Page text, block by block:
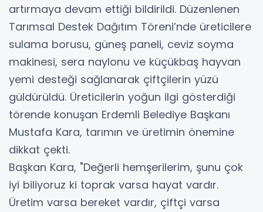
artırmaya devam ettiği bildirildi. Düzenlenen
Tarımsal Destek Dağıtım Töreni’nde üreticilere
sulama borusu, güneş paneli, ceviz soyma
makinesi, sera naylonu ve küçükbaş hayvan
yemi desteği sağlanarak çiftçilerin yüzü
güldürüldü. Üreticilerin yoğun ilgi gösterdiği
törende konuşan Erdemli Belediye Başkanı
Mustafa Kara, tarımın ve üretimin önemine
dikkat çekti.
Başkan Kara, "Değerli hemşerilerim, şunu çok
iyi biliyoruz ki toprak varsa hayat vardır.
Üretim varsa bereket vardır, çiftçi varsa